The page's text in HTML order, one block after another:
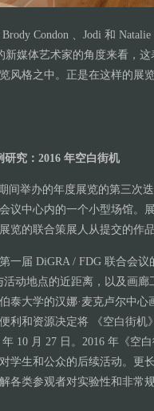
Condon 、Jodi 和
媒体艺术家的角度来看，
风格之中。正是在这样的展
研究：2016 年空白街机
间举办的年度展览的第三次
议中心内的一个小型场馆。
览的联合策展人从提交的作
一届 DiGRA / FDG 联合会
动地点的近距离，以及画
泰大学的汉娜·麦克卢尔中心
利和资源决定将 《空白街机
10 月 27 日。2016 年《空
学生和公众的后续活动。更
各类参观者对实验性和非常